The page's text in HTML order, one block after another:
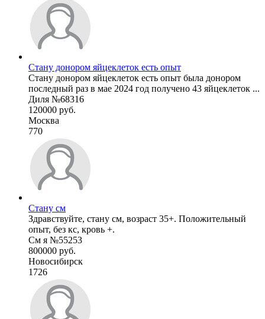
Стану донором яйцеклеток есть опыт
Стану донором яйцеклеток есть опыт была донором
последный раз в мае 2024 год получено 43 яйцеклеток ...
Диля №68316
120000 руб.
Москва
770
Стану см
Здравствуйте, стану см, возраст 35+. Положительный
опыт, без кс, кровь +.
См я №55253
800000 руб.
Новосибирск
1726